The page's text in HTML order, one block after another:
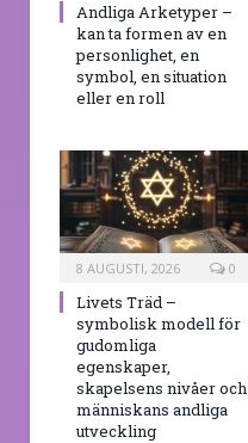
Andliga Arketyper –
kan ta formen av en
personlighet, en
symbol, en situation
eller en roll
8 AUGUSTI, 2026 0
Livets Träd –
symbolisk modell för
gudomliga
egenskaper,
skapelsens nivåer och
människans andliga
utveckling